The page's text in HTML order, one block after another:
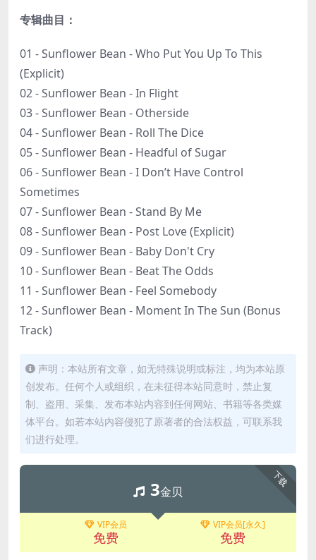
专辑曲目：
01 - Sunflower Bean - Who Put You Up To This
(Explicit)
02 - Sunflower Bean - In Flight
03 - Sunflower Bean - Otherside
04 - Sunflower Bean - Roll The Dice
05 - Sunflower Bean - Headful of Sugar
06 - Sunflower Bean - I Don’t Have Control
Sometimes
07 - Sunflower Bean - Stand By Me
08 - Sunflower Bean - Post Love (Explicit)
09 - Sunflower Bean - Baby Don't Cry
10 - Sunflower Bean - Beat The Odds
11 - Sunflower Bean - Feel Somebody
12 - Sunflower Bean - Moment In The Sun (Bonus
Track)
声明：本站所有文章，如无特殊说明或标注，均为本站原
创发布。任何个人或组织，在未征得本站同意时，禁止复
制、盗用、采集、发布本站内容到任何网站、书籍等各类媒
体平台。如若本站内容侵犯了原著者的合法权益，可联系我
们进行处理。
下载
3金贝
VIP会员
免费
VIP会员[永久]
免费